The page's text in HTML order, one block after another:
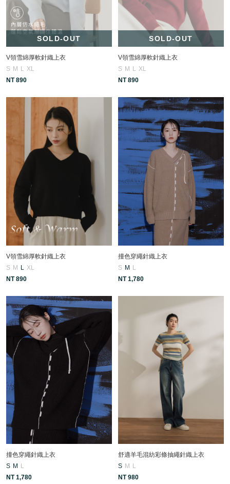
SOLD-OUT
V領雪綿厚軟針織上衣
S M L XL
NT 890
SOLD-OUT
V領雪綿厚軟針織上衣
S M L XL
NT 890
V領雪綿厚軟針織上衣
S M L XL
NT 890
撞色穿繩針織上衣
S M L
NT 1,780
撞色穿繩針織上衣
S M
L
NT 1,780
舒適羊毛混紡彩條抽繩針織上衣
S M
L
NT 980